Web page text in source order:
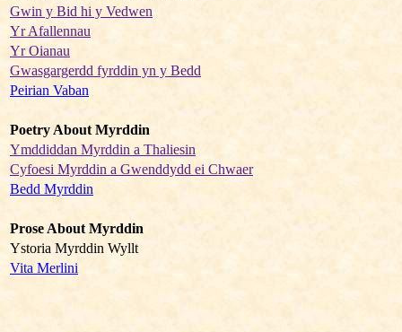
Gwin y Bid hi y Vedwen
Yr Afallennau
Yr Oianau
Gwasgargerdd fyrddin yn y Bedd
Peirian Vaban
Poetry About Myrddin
Ymddiddan Myrddin a Thaliesin
Cyfoesi Myrddin a Gwenddydd ei Chwaer
Bedd Myrddin
Prose About Myrddin
Ystoria Myrddin Wyllt
Vita Merlini